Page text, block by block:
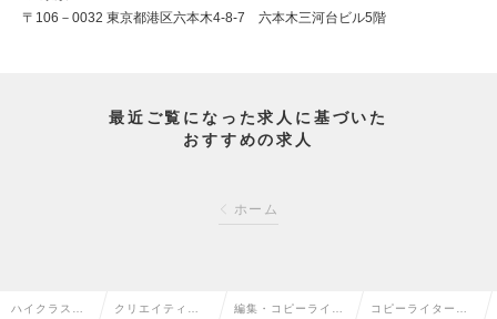
〒106－0032 東京都港区六本木4-8-7 六本木三河台ビル5階
最近ご覧になった求人に基づいた
おすすめの求人
ホーム
ハイクラス求 クリエイティブ 編集・コピーライタ コピーライターの